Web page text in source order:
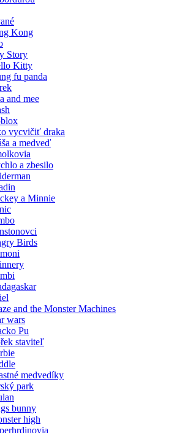
Kong
Story
Kitty
fu panda
and mee
vycvičiť draka
a medveď
a zbesilo
a Minnie
Birds
and the Monster Machines
wars
Pu
staviteľ
medvedíky
park
bunny
high